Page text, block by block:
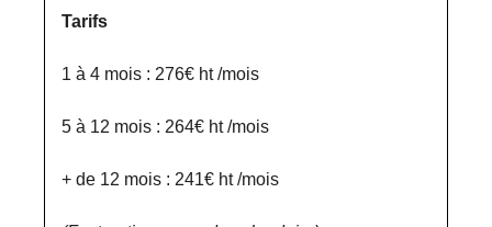
Tarifs
1 à 4 mois : 276€ ht /mois
5 à 12 mois : 264€ ht /mois
+ de 12 mois : 241€ ht /mois